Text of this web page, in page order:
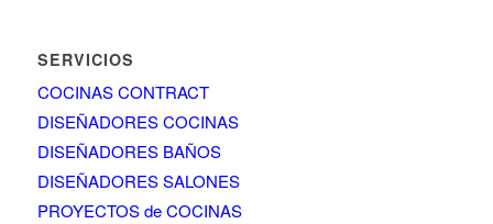
SERVICIOS
COCINAS CONTRACT
DISEÑADORES COCINAS
DISEÑADORES BAÑOS
DISEÑADORES SALONES
PROYECTOS de COCINAS